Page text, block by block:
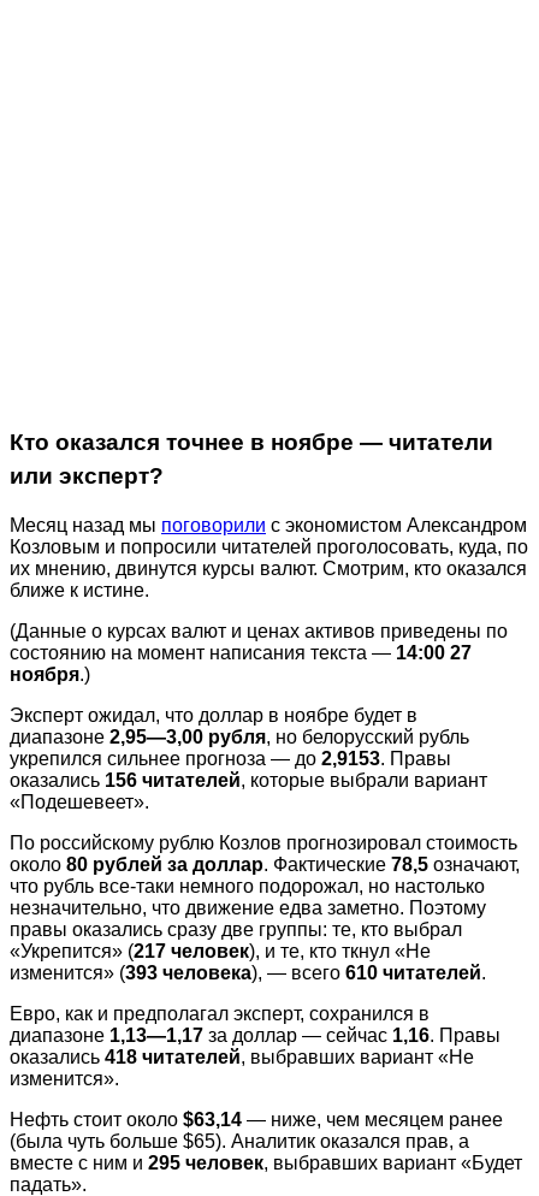
Кто оказался точнее в ноябре — читатели
или эксперт?
Месяц назад мы поговорили с экономистом Александром
Козловым и попросили читателей проголосовать, куда, по
их мнению, двинутся курсы валют. Смотрим, кто оказался
ближе к истине.
(Данные о курсах валют и ценах активов приведены по
состоянию на момент написания текста — 14:00 27
ноября.)
Эксперт ожидал, что доллар в ноябре будет в
диапазоне 2,95—3,00 рубля, но белорусский рубль
укрепился сильнее прогноза — до 2,9153. Правы
оказались 156 читателей, которые выбрали вариант
«Подешевеет».
По российскому рублю Козлов прогнозировал стоимость
около 80 рублей за доллар. Фактические 78,5 означают,
что рубль все-таки немного подорожал, но настолько
незначительно, что движение едва заметно. Поэтому
правы оказались сразу две группы: те, кто выбрал
«Укрепится» (217 человек), и те, кто ткнул «Не
изменится» (393 человека), — всего 610 читателей.
Евро, как и предполагал эксперт, сохранился в
диапазоне 1,13—1,17 за доллар — сейчас 1,16. Правы
оказались 418 читателей, выбравших вариант «Не
изменится».
Нефть стоит около $63,14 — ниже, чем месяцем ранее
(была чуть больше $65). Аналитик оказался прав, а
вместе с ним и 295 человек, выбравших вариант «Будет
падать».